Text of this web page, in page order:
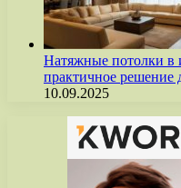
Натяжные потолки в
практичное решение
10.09.2025